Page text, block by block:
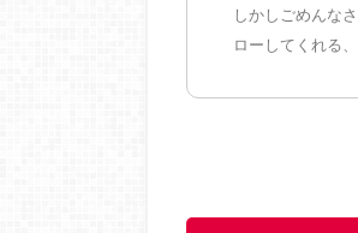
しかしごめんな
ローしてくれる